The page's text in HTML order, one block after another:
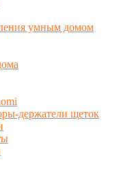
умным домом
держатели щеток